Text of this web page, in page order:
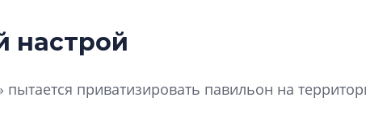
настрой
пытается приватизировать павильон на